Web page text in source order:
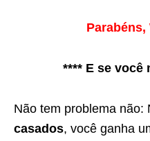
**** E se você
Não tem problema não:
casados, você ganha